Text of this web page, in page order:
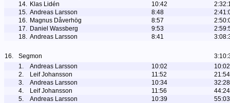
14. Klas Lidén 10:42
15. Andreas Larsson 8:48
16. Magnus Dåverhög 8:57
17. Daniel Wassberg 9:53
18. Andreas Larsson 8:41
16. Segmon
1.
Andreas Larsson 10:02
10:02
2.
Leif Johansson 11:52
21:54
3.
Andreas Larsson 10:34
32:28
4.
Leif Johansson 11:56
44:24
5.
Andreas Larsson 10:39
55:03